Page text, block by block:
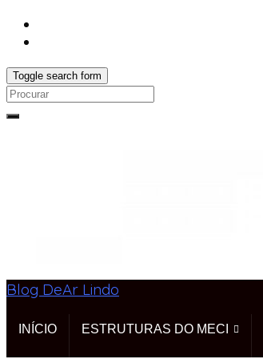
Toggle search form
Search
Blog DeAr Lindo
INÍCIO ESTRUTURAS DO MECI